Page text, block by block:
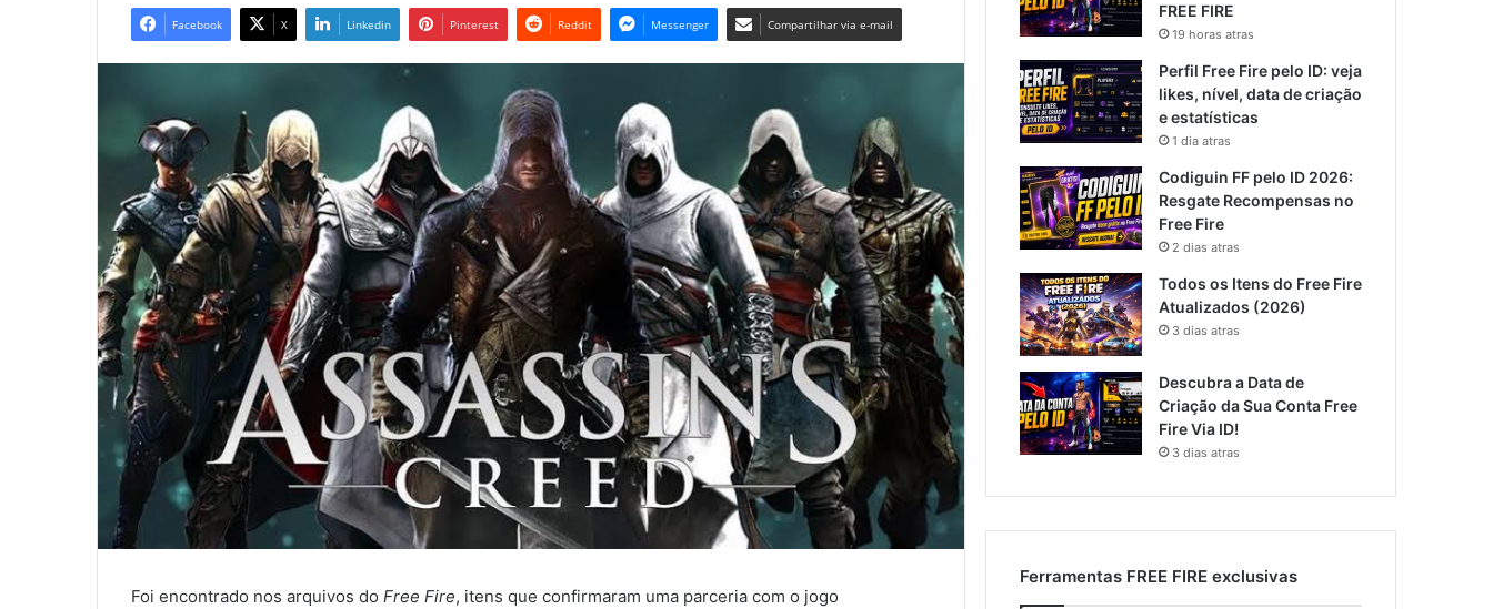
Facebook X Linkedin Pinterest Reddit Messenger Compartilhar via e-mail
Foi encontrado nos arquivos do Free Fire, itens que confirmaram uma parceria com o jogo
FREE FIRE
19 horas atras
Perfil Free Fire pelo ID: veja
likes, nível, data de criação
e estatísticas
1 dia atras
Codiguin FF pelo ID 2026:
Resgate Recompensas no
Free Fire
2 dias atras
Todos os Itens do Free Fire
Atualizados (2026)
3 dias atras
Descubra a Data de
Criação da Sua Conta Free
Fire Via ID!
3 dias atras
Ferramentas FREE FIRE exclusivas